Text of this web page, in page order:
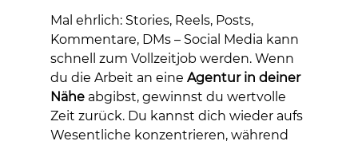
Mal ehrlich: Stories, Reels, Posts,
Kommentare, DMs – Social Media kann
schnell zum Vollzeitjob werden. Wenn
du die Arbeit an eine Agentur in deiner
Nähe abgibst, gewinnst du wertvolle
Zeit zurück. Du kannst dich wieder aufs
Wesentliche konzentrieren, während